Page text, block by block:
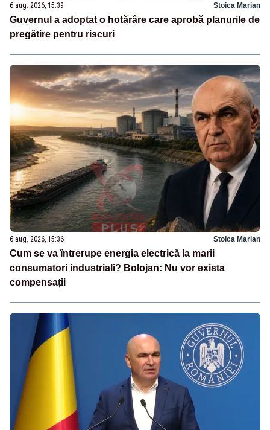
6 aug. 2026, 15:39 Stoica Marian
Guvernul a adoptat o hotărâre care aprobă planurile de
pregătire pentru riscuri
6 aug. 2026, 15:36 Stoica Marian
Cum se va întrerupe energia electrică la marii
consumatori industriali? Bolojan: Nu vor exista
compensații